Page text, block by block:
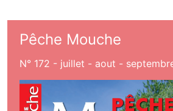
Pêche Mouche
N° 172 - juillet - aout -